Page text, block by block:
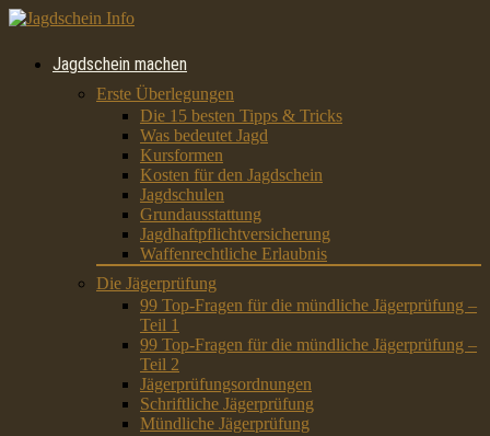
Jagdschein machen
Erste Überlegungen
Die 15 besten Tipps & Tricks
Was bedeutet Jagd
Kursformen
Kosten für den Jagdschein
Jagdschulen
Grundausstattung
Jagdhaftpflichtversicherung
Waffenrechtliche Erlaubnis
Die Jägerprüfung
99 Top-Fragen für die mündliche Jägerprüfung –
Teil 1
99 Top-Fragen für die mündliche Jägerprüfung –
Teil 2
Jägerprüfungsordnungen
Schriftliche Jägerprüfung
Mündliche Jägerprüfung